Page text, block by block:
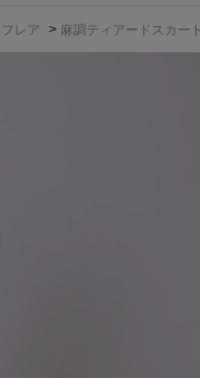
フレア > 麻調ティアードスカー